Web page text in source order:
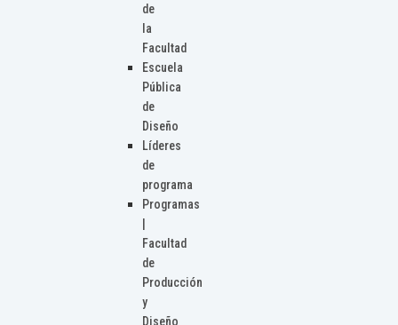
de
la
Facultad
Escuela
Pública
de
Diseño
Líderes
de
programa
Programas
Facultad
de
Producción
y
Diseño